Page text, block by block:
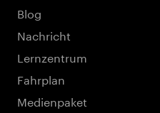
Blog
Nachricht
Lernzentrum
Fahrplan
Medienpaket